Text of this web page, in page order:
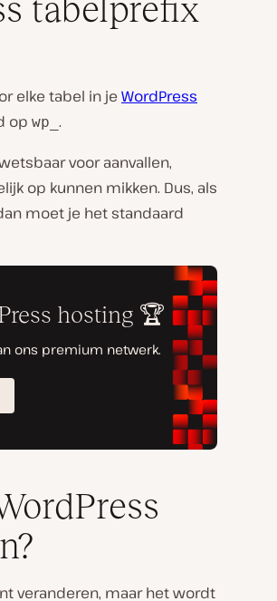
tabelprefix
elke tabel in je WordPress
op wp_ .
voor aanvallen,
op kunnen mikken. Dus, als
moet je het standaard
veranderen, maar het wordt